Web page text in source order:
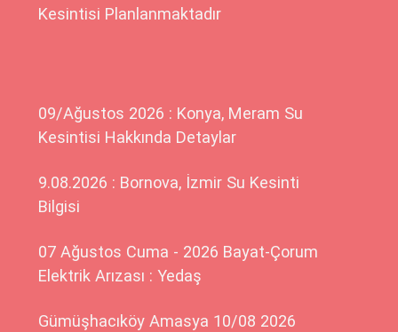
Kesintisi Planlanmaktadır
09/Ağustos 2026 : Konya, Meram Su
Kesintisi Hakkında Detaylar
9.08.2026 : Bornova, İzmir Su Kesinti
Bilgisi
07 Ağustos Cuma - 2026 Bayat-Çorum
Elektrik Arızası : Yedaş
Gümüşhacıköy Amasya 10/08 2026